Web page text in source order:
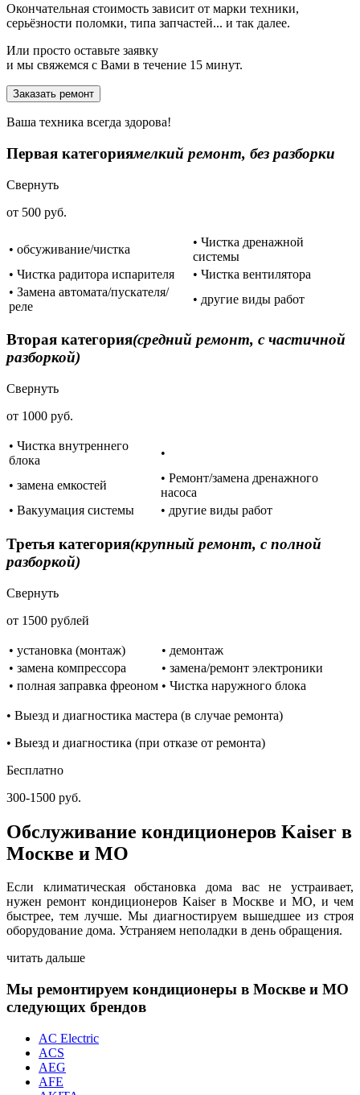
Окончательная стоимость зависит от марки техники,
серьёзности поломки, типа запчастей... и так далее.
Или просто оставьте заявку
и мы свяжемся с Вами в течение 15 минут.
Заказать ремонт
Ваша техника всегда здорова!
Первая категориямелкий ремонт, без разборки
Свернуть
от 500 руб.
• обсуживание/чистка
• Чистка дренажной
системы
• Чистка радитора испарителя
• Чистка вентилятора
• Замена автомата/пускателя/
реле
• другие виды работ
Вторая категория(средний ремонт, с частичной
разборкой)
Свернуть
от 1000 руб.
• Чистка внутреннего
блока
•
• замена емкостей
• Ремонт/замена дренажного
насоса
• Вакуумация системы
• другие виды работ
Третья категория(крупный ремонт, с полной
разборкой)
Свернуть
от 1500 рублей
• установка (монтаж)
• демонтаж
• замена компрессора
• замена/ремонт электроники
• полная заправка фреоном • Чистка наружного блока
• Выезд и диагностика мастера (в случае ремонта)
• Выезд и диагностика (при отказе от ремонта)
Бесплатно
300-1500 руб.
Обслуживание кондиционеров Kaiser в
Москве и МО
Если климатическая обстановка дома вас не устраивает,
нужен ремонт кондиционеров Kaiser в Москве и МО, и чем
быстрее, тем лучше. Мы диагностируем вышедшее из строя
оборудование дома. Устраняем неполадки в день обращения.
читать дальше
Мы ремонтируем кондиционеры в Москве и МО
следующих брендов
AC Electric
ACS
AEG
AFE